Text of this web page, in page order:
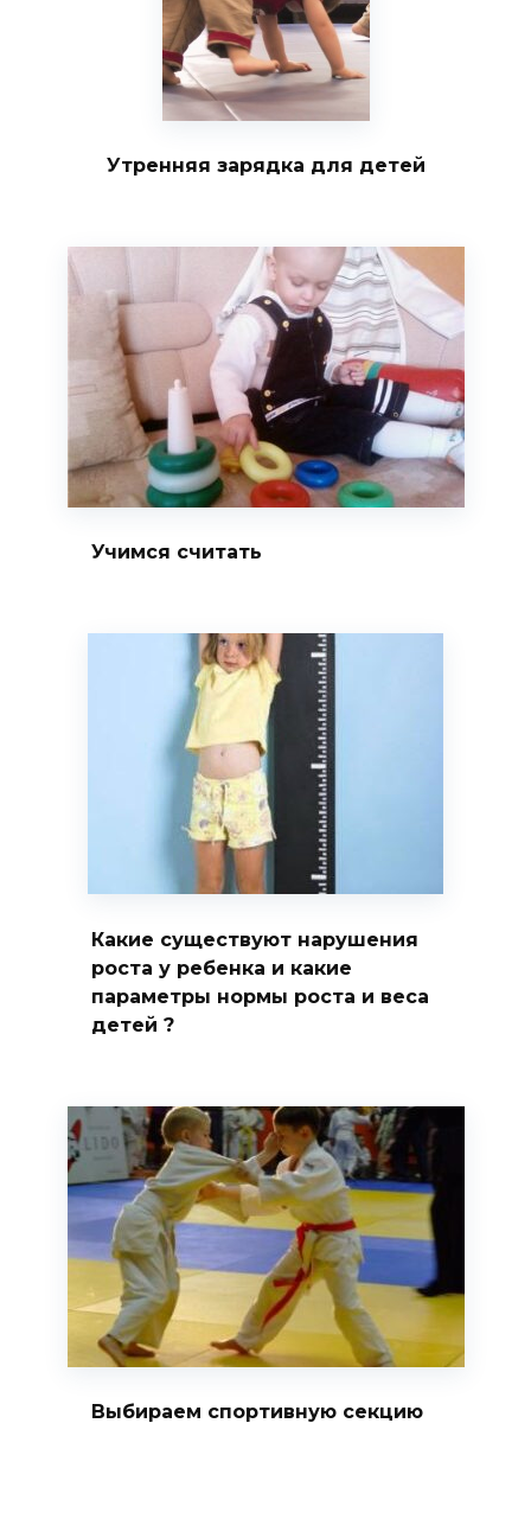
Утренняя зарядка для детей
Учимся считать
Какие существуют нарушения
роста у ребенка и какие
параметры нормы роста и веса
детей ?
Выбираем спортивную секцию